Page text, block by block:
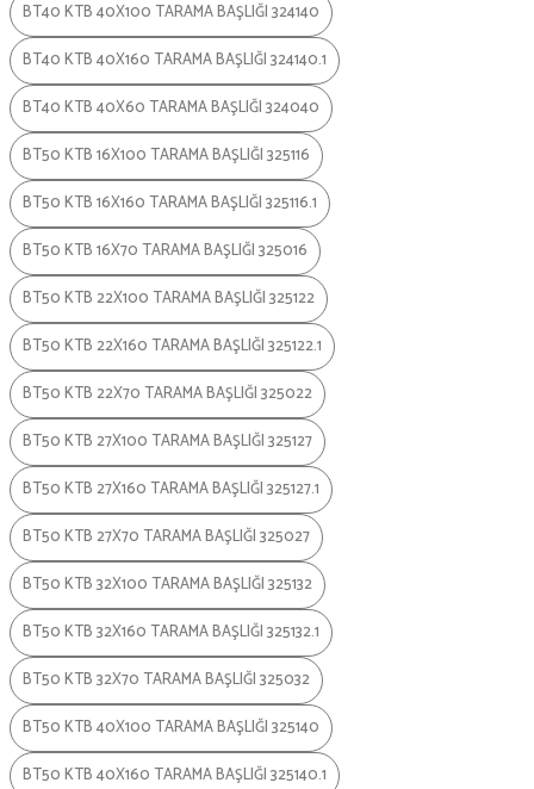
BT40 KTB 40X100 TARAMA BAŞLIĞI 324140
BT40 KTB 40X160 TARAMA BAŞLIĞI 324140.1
BT40 KTB 40X60 TARAMA BAŞLIĞI 324040
BT50 KTB 16X100 TARAMA BAŞLIĞI 325116
BT50 KTB 16X160 TARAMA BAŞLIĞI 325116.1
BT50 KTB 16X70 TARAMA BAŞLIĞI 325016
BT50 KTB 22X100 TARAMA BAŞLIĞI 325122
BT50 KTB 22X160 TARAMA BAŞLIĞI 325122.1
BT50 KTB 22X70 TARAMA BAŞLIĞI 325022
BT50 KTB 27X100 TARAMA BAŞLIĞI 325127
BT50 KTB 27X160 TARAMA BAŞLIĞI 325127.1
BT50 KTB 27X70 TARAMA BAŞLIĞI 325027
BT50 KTB 32X100 TARAMA BAŞLIĞI 325132
BT50 KTB 32X160 TARAMA BAŞLIĞI 325132.1
BT50 KTB 32X70 TARAMA BAŞLIĞI 325032
BT50 KTB 40X100 TARAMA BAŞLIĞI 325140
BT50 KTB 40X160 TARAMA BAŞLIĞI 325140.1